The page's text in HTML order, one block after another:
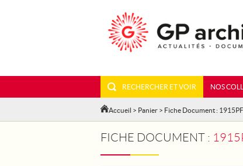
RECHERCHER ET VOIR NOS
Accueil > Panier > Fiche Document :
FICHE DOCUMENT :